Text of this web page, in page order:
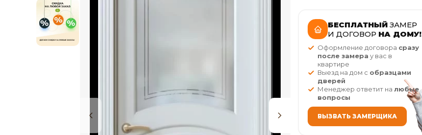
БЕСПЛАТНЫЙ ЗАМЕР
И ДОГОВОР НА ДОМУ!
Оформление договора сразу
после замера у вас в
квартире
Выезд на дом с образцами
дверей
Менеджер ответит на любые
вопросы
ВЫЗВАТЬ ЗАМЕРЩИКА